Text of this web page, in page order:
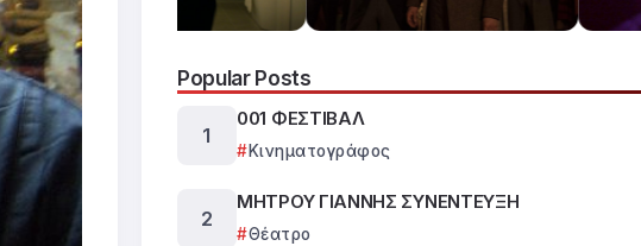
Popular Posts
001 ΦΕΣΤΙΒΑΛ
Κινηματογράφος
ΜΗΤΡΟΥ ΓΙΑΝΝΗΣ ΣΥΝΕΝΤΕΥΞΗ
Θέατρο